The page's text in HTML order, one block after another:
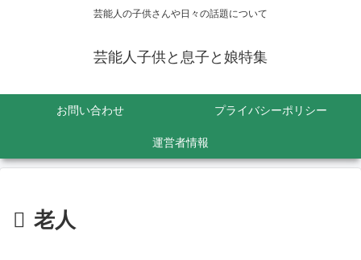
芸能人の子供さんや日々の話題について
芸能人子供と息子と娘特集
お問い合わせ プライバシーポリシー
運営者情報
老人